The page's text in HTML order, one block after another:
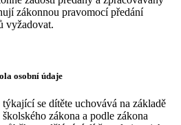
zákonnou pravomocí předání
vyžadovat.
osobní údaje
se dítěte uchovává na základě
zákona a podle zákona